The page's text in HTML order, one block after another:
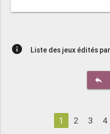
info Liste des jeux édités
reply
1 2 3 4